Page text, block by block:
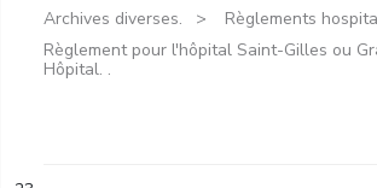
Archives diverses.
Règlements
Règlement pour l'hôpital Saint-Gilles ou
Hôpital. .